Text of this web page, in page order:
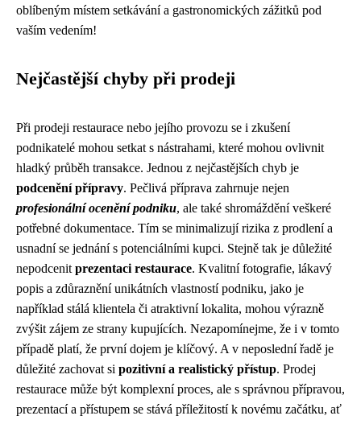
oblíbeným místem setkávání a gastronomických zážitků pod
vaším vedením!
Nejčastější chyby při prodeji
Při prodeji restaurace nebo jejího provozu se i zkušení
podnikatelé mohou setkat s nástrahami, které mohou ovlivnit
hladký průběh transakce. Jednou z nejčastějších chyb je
podcenění přípravy. Pečlivá příprava zahrnuje nejen
profesionální ocenění podniku, ale také shromáždění veškeré
potřebné dokumentace. Tím se minimalizují rizika z prodlení a
usnadní se jednání s potenciálními kupci. Stejně tak je důležité
nepodcenit prezentaci restaurace. Kvalitní fotografie, lákavý
popis a zdůraznění unikátních vlastností podniku, jako je
například stálá klientela či atraktivní lokalita, mohou výrazně
zvýšit zájem ze strany kupujících. Nezapomínejme, že i v tomto
případě platí, že první dojem je klíčový. A v neposlední řadě je
důležité zachovat si pozitivní a realistický přístup. Prodej
restaurace může být komplexní proces, ale s správnou přípravou,
prezentací a přístupem se stává příležitostí k novému začátku, ať